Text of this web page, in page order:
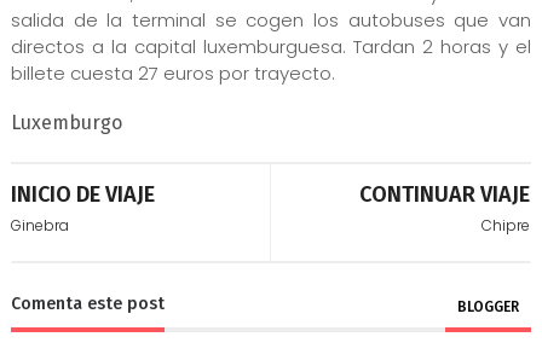
salida de la terminal se cogen los autobuses que van
directos a la capital luxemburguesa. Tardan 2 horas y el
billete cuesta 27 euros por trayecto.
Luxemburgo
INICIO DE VIAJE
Ginebra
CONTINUAR VIAJE
Chipre
Comenta este post BLOGGER